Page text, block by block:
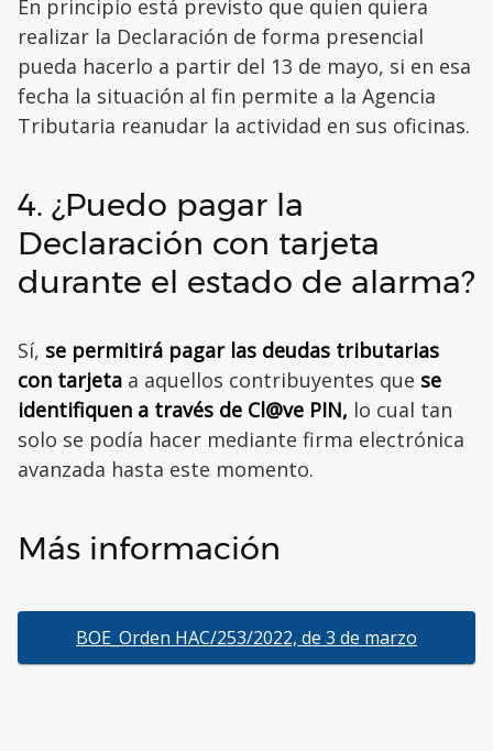
En principio está previsto que quien quiera
realizar la Declaración de forma presencial
pueda hacerlo a partir del 13 de mayo, si en esa
fecha la situación al fin permite a la Agencia
Tributaria reanudar la actividad en sus oficinas.
4. ¿Puedo pagar la
Declaración con tarjeta
durante el estado de alarma?
Sí, se permitirá pagar las deudas tributarias
con tarjeta a aquellos contribuyentes que se
identifiquen a través de Cl@ve PIN, lo cual tan
solo se podía hacer mediante firma electrónica
avanzada hasta este momento.
Más información
BOE_Orden HAC/253/2022, de 3 de marzo